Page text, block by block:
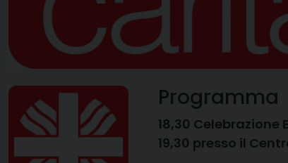
Programma
18,30
19,30 presso il